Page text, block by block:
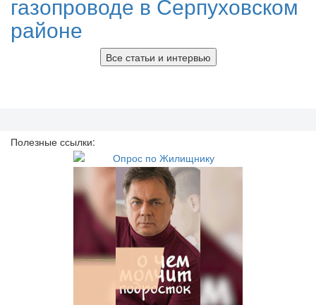
районе
Все статьи и интервью
Полезные ссылки: